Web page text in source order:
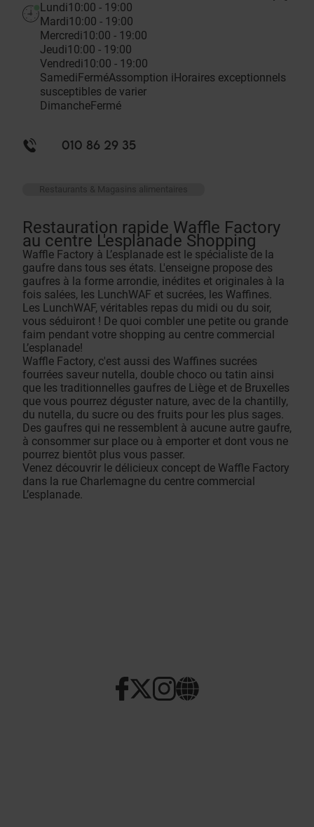
Lundi10:00 - 19:00
Mardi10:00 - 19:00
Mercredi10:00 - 19:00
Jeudi10:00 - 19:00
Vendredi10:00 - 19:00
SamediFerméAssomption iHoraires exceptionnels
susceptibles de varier
DimancheFermé
010 86 29 35
Restaurants & Magasins alimentaires
Restauration rapide Waffle Factory
au centre L'esplanade Shopping
Waffle Factory à L’esplanade est le spécialiste de la
gaufre dans tous ses états. L'enseigne propose des
gaufres à la forme arrondie, inédites et originales à la
fois salées, les LunchWAF et sucrées, les Waffines.
Les LunchWAF, véritables repas du midi ou du soir,
vous séduiront ! De quoi combler une petite ou grande
faim pendant votre shopping au centre commercial
L’esplanade!
Waffle Factory, c'est aussi des Waffines sucrées
fourrées saveur nutella, double choco ou tatin ainsi
que les traditionnelles gaufres de Liège et de Bruxelles
que vous pourrez déguster nature, avec de la chantilly,
du nutella, du sucre ou des fruits pour les plus sages.
Des gaufres qui ne ressemblent à aucune autre gaufre,
à consommer sur place ou à emporter et dont vous ne
pourrez bientôt plus vous passer.
Venez découvrir le délicieux concept de Waffle Factory
dans la rue Charlemagne du centre commercial
L’esplanade.